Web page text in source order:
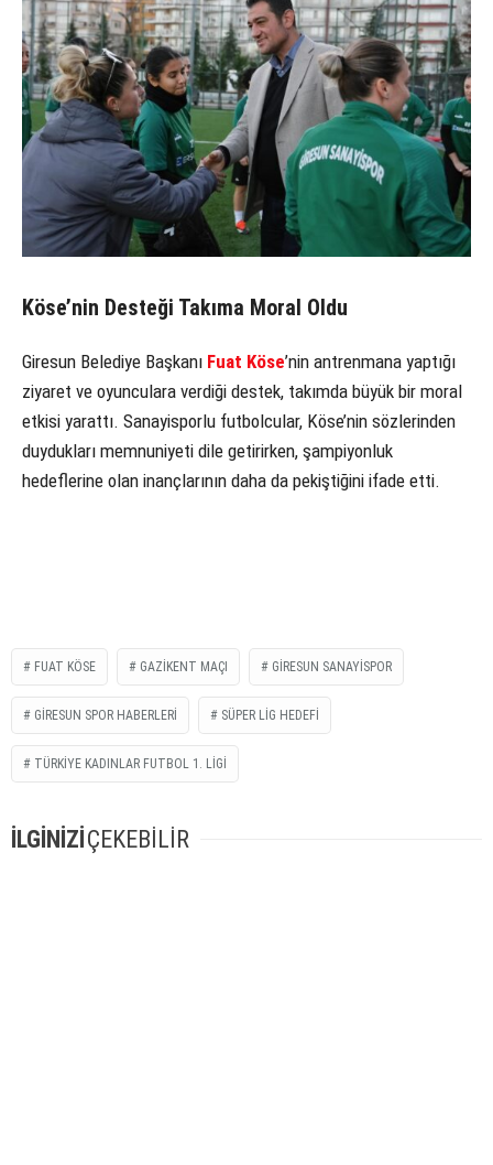
Köse’nin Desteği Takıma Moral Oldu
Giresun Belediye Başkanı Fuat Köse’nin antrenmana yaptığı
ziyaret ve oyunculara verdiği destek, takımda büyük bir moral
etkisi yarattı. Sanayisporlu futbolcular, Köse’nin sözlerinden
duydukları memnuniyeti dile getirirken, şampiyonluk
hedeflerine olan inançlarının daha da pekiştiğini ifade etti.
FUAT KÖSE GAZIKENT MAÇI GIRESUN SANAYISPOR
GIRESUN SPOR HABERLERI SÜPER LIG HEDEFI
TÜRKIYE KADINLAR FUTBOL 1. LIGI
İLGİNİZİÇEKEBİLİR